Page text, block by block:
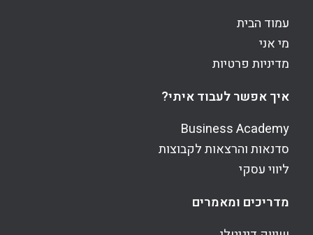
עמוד הבית
מי אני
מדיניות פרטיות
איך אפשר לעבוד איתי?
Business Academy
סדנאות והרצאות לקבוצות
ליווי עסקי
מדריכים ומאמרים